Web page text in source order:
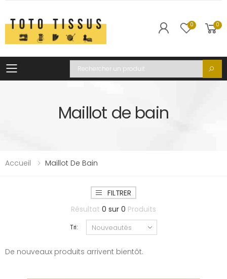
0 0
Toggle mobile menu
Recherche
Maillot de bain
Accueil Maillot De Bain
FILTRER
Résultat 0 sur 0 Produits
Tri:
De nouveaux produits arrivent bientôt.